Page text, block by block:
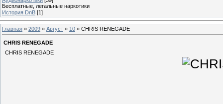
Бесплатные, легальные наркотики
История DnB [1]
Главная » 2009 » Август » 10 » CHRIS RENEGADE
CHRIS RENEGADE
CHRIS RENEGADE